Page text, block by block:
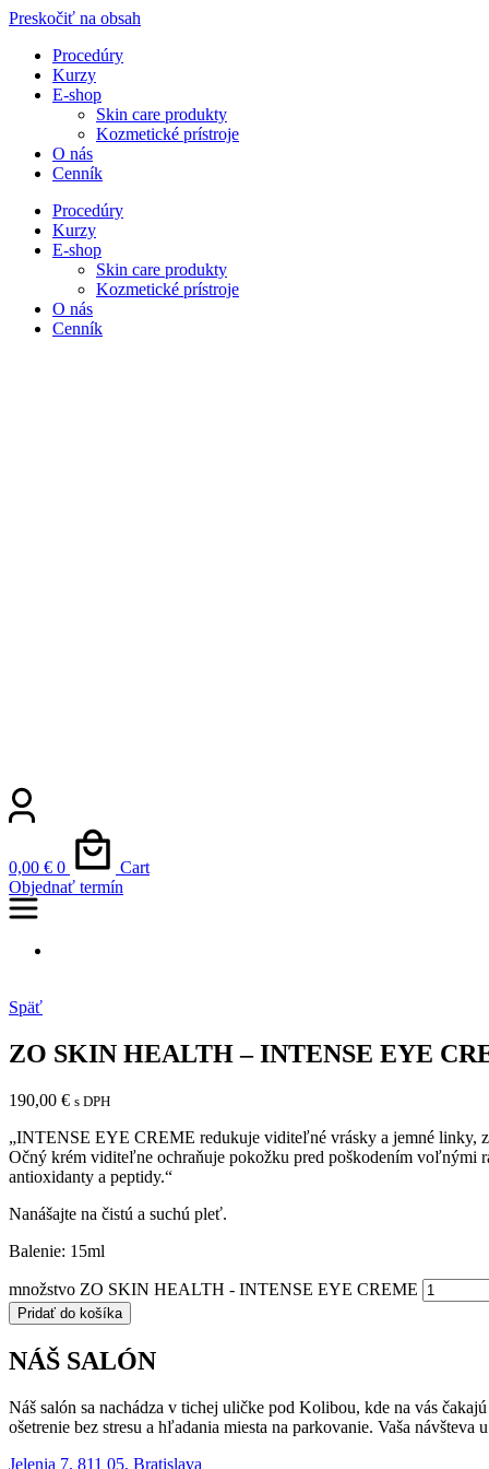
Preskočiť na obsah
Procedúry
Kurzy
E-shop
Skin care produkty
Kozmetické prístroje
O nás
Cenník
Procedúry
Kurzy
E-shop
Skin care produkty
Kozmetické prístroje
O nás
Cenník
0,00 € 0
Cart
Objednať termín
Späť
ZO SKIN HEALTH – INTENSE EYE
190,00 € s DPH
„INTENSE EYE CREME redukuje viditeľné vrásky a jemné linky,
Očný krém viditeľne ochraňuje pokožku pred poškodením voľnými
antioxidanty a peptidy.​​​​​​“
Nanášajte na čistú a suchú pleť.
Balenie: 15ml
množstvo ZO SKIN HEALTH - INTENSE EYE CREME
Pridať do košíka
NÁŠ SALÓN
Náš salón sa nachádza v tichej uličke pod Kolibou, kde na vás
ošetrenie bez stresu a hľadania miesta na parkovanie. Vaša
Jelenia 7, 811 05, Bratislava